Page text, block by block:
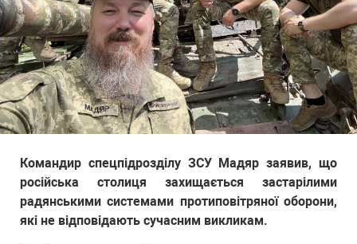
Командир спецпідрозділу ЗСУ Мадяр заявив, що
російська столиця захищається застарілими
радянськими системами протиповітряної оборони,
які не відповідають сучасним викликам.